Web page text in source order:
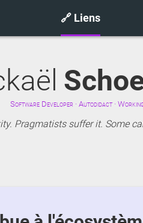
🔗 Liens
Software Developer · Autodidact ·
Pragmatists suffer it. Some